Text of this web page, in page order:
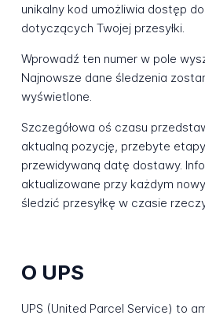
unikalny kod umożliwia dostęp
dotyczących Twojej przesyłki.
Wprowadź ten numer w pole
Najnowsze dane śledzenia
wyświetlone.
Szczegółowa oś czasu
aktualną pozycję, przebyte
przewidywaną datę dostawy.
aktualizowane przy każdym
śledzić przesyłkę w czasie
O UPS
UPS (United Parcel Service) to